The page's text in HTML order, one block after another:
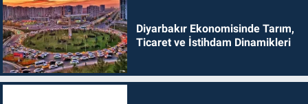
Diyarbakır Ekonomisinde Tarım,
Ticaret ve İstihdam Dinamikleri